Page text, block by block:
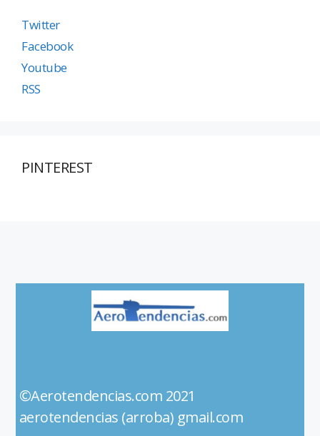
Twitter
Facebook
Youtube
RSS
PINTEREST
©Aerotendencias.com 2021
aerotendencias (arroba) gmail.com